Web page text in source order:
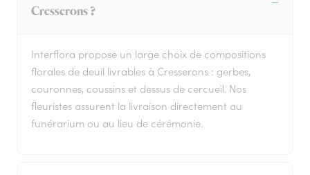
Cresserons ?
Interflora propose un large choix de compositions
florales de deuil livrables à Cresserons : gerbes,
couronnes, coussins et dessus de cercueil. Nos
fleuristes assurent la livraison directement au
funérarium ou au lieu de cérémonie.